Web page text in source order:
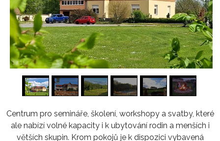
1/16
Centrum pro semináře, školení, workshopy a svatby, které
ale nabízí volné kapacity i k ubytování rodin a menších i
větších skupin. Krom pokojů je k dispozici vybavená